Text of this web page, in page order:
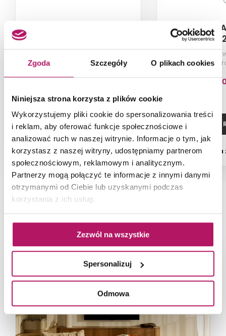
Zgoda Szczegóły O plikach cookies
Niniejsza strona korzysta z plików cookie
Wykorzystujemy pliki cookie do spersonalizowania treści
i reklam, aby oferować funkcje społecznościowe i
analizować ruch w naszej witrynie. Informacje o tym, jak
korzystasz z naszej witryny, udostępniamy partnerom
społecznościowym, reklamowym i analitycznym.
Partnerzy mogą połączyć te informacje z innymi danymi
otrzymanymi od Ciebie lub uzyskanymi podczas
korzystania z ich usług.
Zezwól na wszystkie
Spersonalizuj
Odmowa
prysznicowym, miedź antyczna
ZOBACZ PRODUKT
Dostępność:na zamówienie
Omnires
Zestaw
z baterią,
1
ZOBACZ
Dostępność:
NAJNOWSZE ARTYKUŁY